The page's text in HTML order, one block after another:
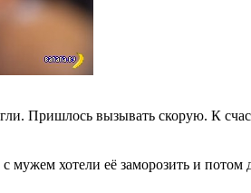
Пришлось вызывать скорую. К
хотели её заморозить и потом